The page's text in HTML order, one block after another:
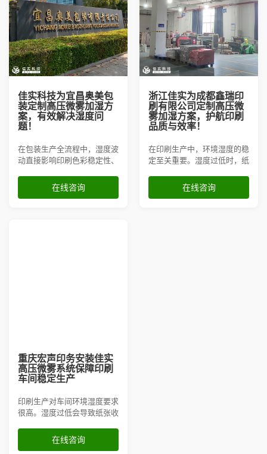
佳实科技为宜昌奥美包
装定制高压微雾加湿方
案，有效解决湿度问
题！
在包装生产全流程中，湿度波
动直接影响印刷色彩稳定性、
昌奥美包装有限责任公司面临
车间干燥引发的纸张变形、静
在线咨询
浙江佳实为成都鑫瑞印
刷有限公司定制高压微
雾加湿方案，护航印刷
品质与效率！
在印刷生产中，环境湿度的稳
定至关重要。湿度过低时，纸
湿度过高则可能导致油墨晕
染，影响成品质量。成都鑫瑞
在线咨询
重庆宏声印务安装佳实
高压微雾系统保障印刷
车间稳定生产
印刷生产对车间环境湿度要求
很高。湿度过低会导致纸张收
过快等问题，直接影响印刷套
印精度和成品质量。为了解决
在线咨询